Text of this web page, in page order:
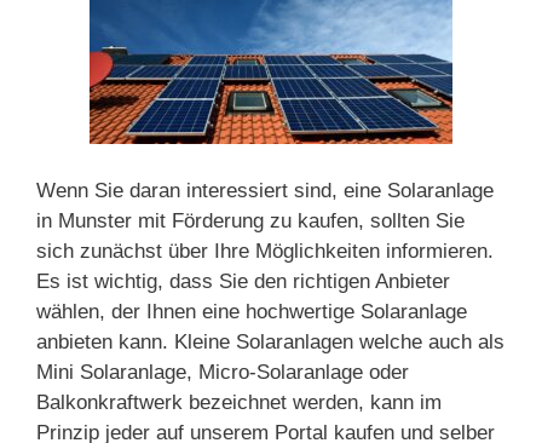
Wenn Sie daran interessiert sind, eine Solaranlage
in Munster mit Förderung zu kaufen, sollten Sie
sich zunächst über Ihre Möglichkeiten informieren.
Es ist wichtig, dass Sie den richtigen Anbieter
wählen, der Ihnen eine hochwertige Solaranlage
anbieten kann. Kleine Solaranlagen welche auch als
Mini Solaranlage, Micro-Solaranlage oder
Balkonkraftwerk bezeichnet werden, kann im
Prinzip jeder auf unserem Portal kaufen und selber